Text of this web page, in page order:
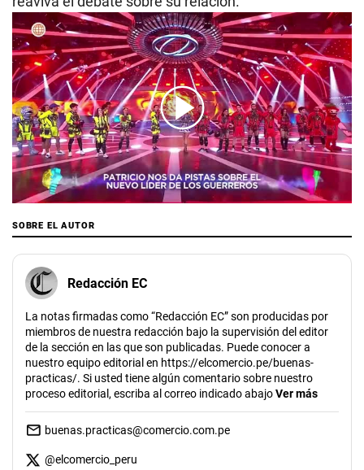
00:00/01:46
SOBRE EL AUTOR
Redacción EC
La notas firmadas como “Redacción EC” son producidas por
miembros de nuestra redacción bajo la supervisión del editor
de la sección en las que son publicadas. Puede conocer a
nuestro equipo editorial en https://elcomercio.pe/buenas-
practicas/. Si usted tiene algún comentario sobre nuestro
proceso editorial, escriba al correo indicado abajoVer más
buenas.practicas@comercio.com.pe
@elcomercio_peru